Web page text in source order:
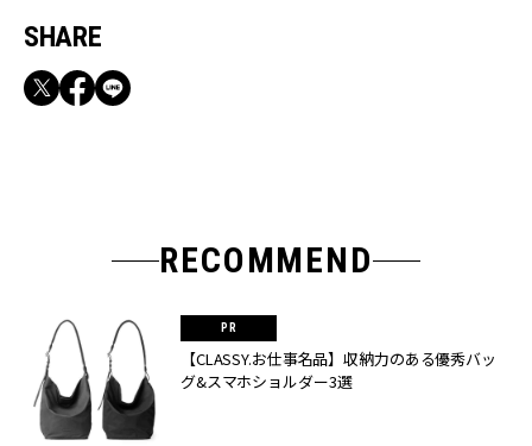
SHARE
RECOMMEND
【CLASSY.お仕事名品】収納力のある優秀バッ
グ&スマホショルダー3選